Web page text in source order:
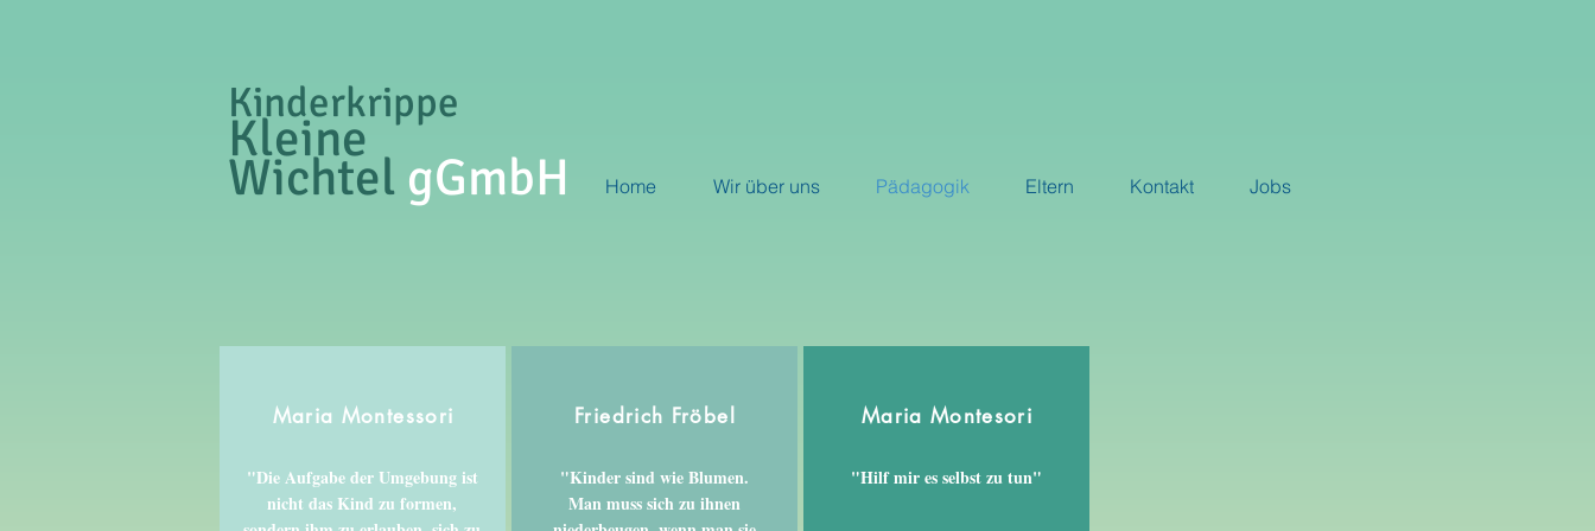
Kinderkrippe
Kleine
Wichtel gGmbH Home Wir über uns Pädagogik Eltern Kontakt Jobs
Maria Montessori
"Die Aufgabe der Umgebung ist
nicht das Kind zu formen,
Friedrich Fröbel
"Kinder sind wie Blumen.
Man muss sich zu ihnen
Maria Montesori
"Hilf mir es selbst zu tun"